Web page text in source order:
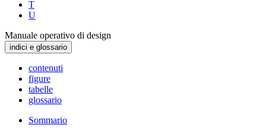
T
U
Manuale operativo di design
indici e glossario
contenuti
figure
tabelle
glossario
Sommario